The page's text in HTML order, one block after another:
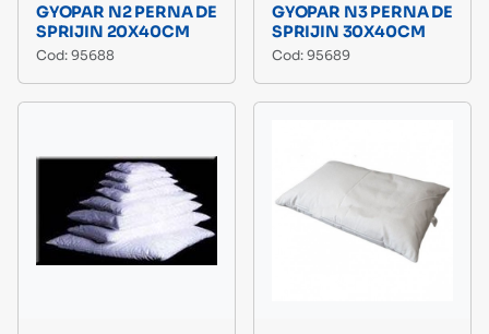
GYOPAR N2 PERNA DE
SPRIJIN 20X40CM
Cod: 95688
GYOPAR N3 PERNA DE
SPRIJIN 30X40CM
Cod: 95689